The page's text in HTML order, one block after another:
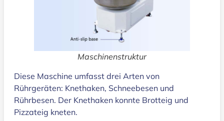
Maschinenstruktur
Diese Maschine umfasst drei Arten von
Rührgeräten: Knethaken, Schneebesen und
Rührbesen. Der Knethaken konnte Brotteig und
Pizzateig kneten.